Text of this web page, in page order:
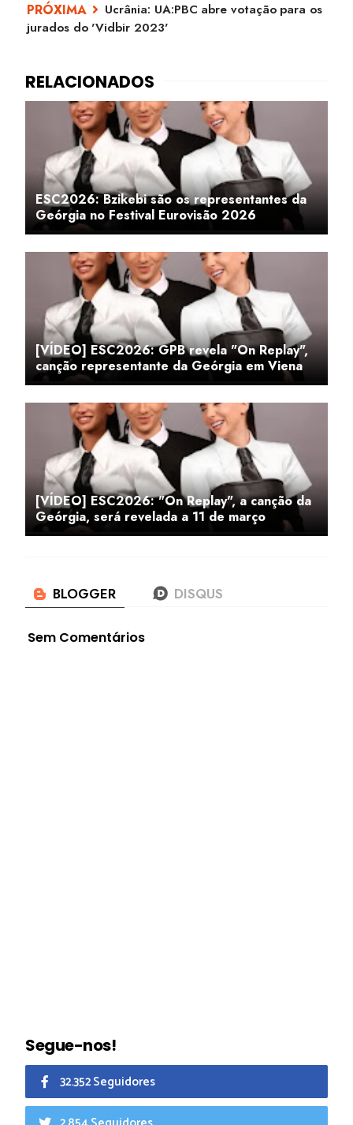
Ucrânia: UA:PBC abre votação para os
jurados do 'Vidbir 2023'
ESC2026: Bzikebi são os representantes da
Geórgia no Festival Eurovisão 2026
[VÍDEO] ESC2026: GPB revela "On Replay",
canção representante da Geórgia em Viena
[VÍDEO] ESC2026: "On Replay", a canção da
Geórgia, será revelada a 11 de março
Sem Comentários
Segue-nos!
32.352 Seguidores